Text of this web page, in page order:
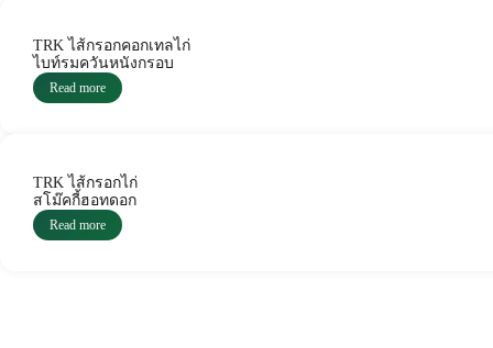
TRK ไส้กรอกคอกเทลไก่
ไบท์รมควันหนังกรอบ
Read more
TRK ไส้กรอกไก่
สโม๊คกี้ฮอทดอก
Read more